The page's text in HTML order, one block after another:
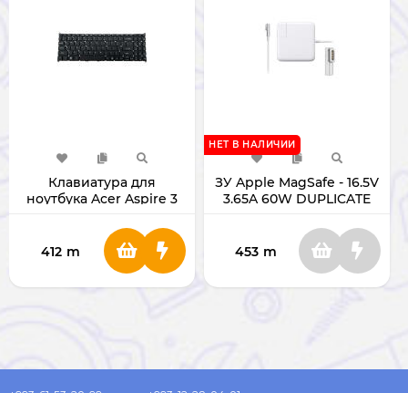
Клавиатура для
ноутбука Acer Aspire 3
412 m
ЗУ Apple MagSafe - 16.5V
3.65A 60W DUPLICATE
НЕТ В НАЛИЧИИ
453 m